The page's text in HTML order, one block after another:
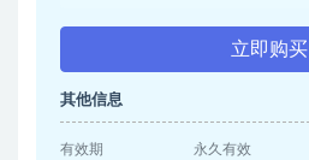
立即购买
其他信息
有效期 永久有效